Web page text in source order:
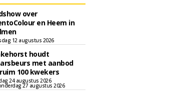
over
en Heem in
12 augustus 2026
houdt
met aanbod
100 kwekers
24 augustus 2026
27 augustus 2026